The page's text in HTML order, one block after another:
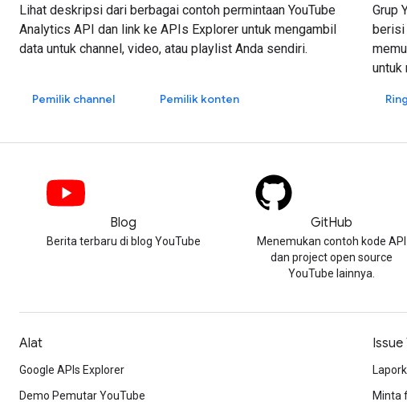
Lihat deskripsi dari berbagai contoh permintaan YouTube
Analytics API dan link ke APIs Explorer untuk mengambil
data untuk channel, video, atau playlist Anda sendiri.
Pemilik channel Pemilik konten
Grup
berisi
untuk
Blog
Berita terbaru di blog YouTube
GitHub
Menemukan contoh kode API
dan project open source
YouTube lainnya.
Alat
Google APIs Explorer
Demo Pemutar YouTube
Issue
Minta